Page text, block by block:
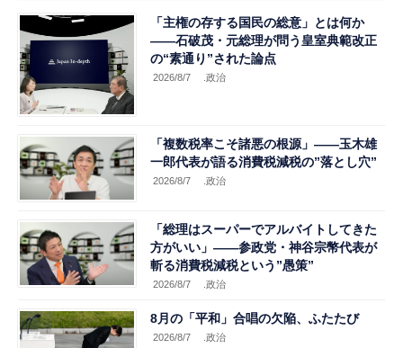
「主権の存する国民の総意」とは何か
――石破茂・元総理が問う皇室典範改正
の“素通り”された論点
2026/8/7 .政治
「複数税率こそ諸悪の根源」――玉木雄
一郎代表が語る消費税減税の”落とし穴”
2026/8/7 .政治
「総理はスーパーでアルバイトしてきた
方がいい」――参政党・神谷宗幣代表が
斬る消費税減税という”愚策”
2026/8/7 .政治
8月の「平和」合唱の欠陥、ふたたび
2026/8/7 .政治